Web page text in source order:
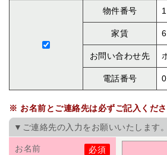
物件番号
家賃
お問い合わせ先
電話番号
※ お名前とご連絡先は必ずご記入くださ
▼ご連絡先の入力をお願いいたします。
お名前 必須